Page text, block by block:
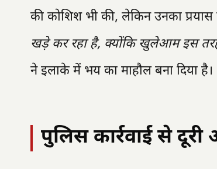
की कोशिश भी की, लेकिन उनका प्रयास
खड़े कर रहा है, क्योंकि खुलेआम इस
ने इलाके में भय का माहौल बना दिया है।
पुलिस कार्रवाई से